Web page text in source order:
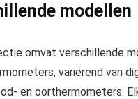
modellen
omvat verschillende
variërend van
en oorthermometers.